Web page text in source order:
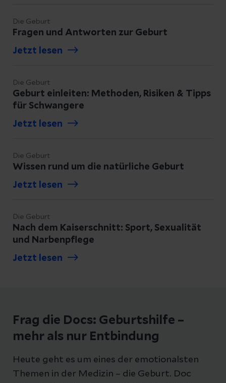
Die Geburt
Fragen und Antworten zur Geburt
Jetzt lesen
Die Geburt
Geburt einleiten: Methoden, Risiken & Tipps
für Schwangere
Jetzt lesen
Die Geburt
Wissen rund um die natürliche Geburt
Jetzt lesen
Die Geburt
Nach dem Kaiserschnitt: Sport, Sexualität
und Narbenpflege
Jetzt lesen
Frag die Docs: Geburtshilfe –
mehr als nur Entbindung
Heute geht es um eines der emotionalsten
Themen in der Medizin – die Geburt. Doc